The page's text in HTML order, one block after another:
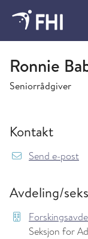
Ronnie
Seniorrådgiver
Kontakt
Send e-post
Avdeling/
Seksjon for